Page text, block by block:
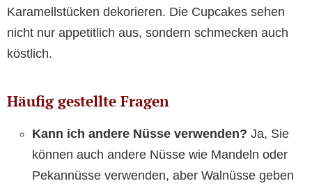
Karamellstücken dekorieren. Die Cupcakes sehen
nicht nur appetitlich aus, sondern schmecken auch
köstlich.
Häufig gestellte Fragen
Kann ich andere Nüsse verwenden? Ja, Sie
können auch andere Nüsse wie Mandeln oder
Pekannüsse verwenden, aber Walnüsse geben